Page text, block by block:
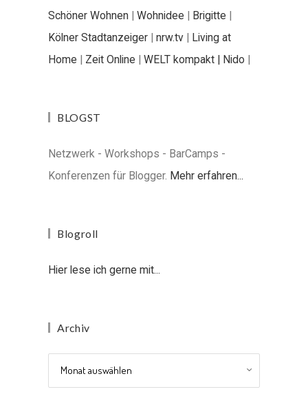
Schöner Wohnen | Wohnidee | Brigitte |
Kölner Stadtanzeiger | nrw.tv | Living at
Home | Zeit Online | WELT kompakt | Nido |
BLOGST
Netzwerk - Workshops - BarCamps -
Konferenzen für Blogger. Mehr erfahren...
Blogroll
Hier lese ich gerne mit...
Archiv